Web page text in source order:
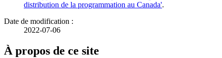
distribution de la programmation au Canada'.
Date de modification :
2022-07-06
À propos de ce site